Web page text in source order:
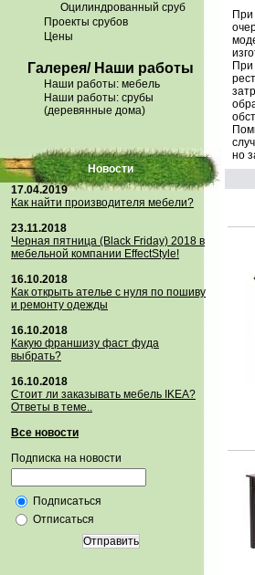
Оцилиндрованный сруб
Проекты срубов
Цены
Галерея/ Наши работы
Наши работы: мебель
Наши работы: срубы
(деревянные дома)
Новости
17.04.2019
Как найти производителя мебели?
23.11.2018
Черная пятница (Black Friday) 2018 в
мебельной компании EffectStyle!
16.10.2018
Как открыть ателье с нуля по пошиву
и ремонту одежды
16.10.2018
Какую франшизу фаст фуда
выбрать?
16.10.2018
Стoит ли заказывать мебель IKEA?
Ответы в теме..
Все новости
Подписка на новости
Подписаться
Отписаться
Отправить
При
но